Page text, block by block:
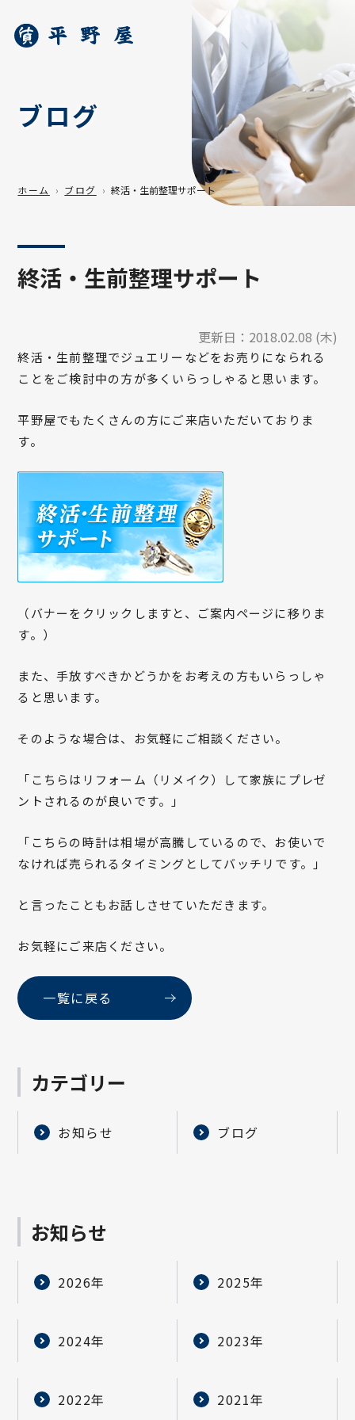
ブログ
ホーム ブログ 終活・生前整理サポート
終活・生前整理サポート
更新日： 2018.02.08 (木)
終活・生前整理でジュエリーなどをお売りになられる
ことをご検討中の方が多くいらっしゃると思います。
平野屋でもたくさんの方にご来店いただいておりま
す。
（バナーをクリックしますと、ご案内ページに移りま
す。）
また、手放すべきかどうかをお考えの方もいらっしゃ
ると思います。
そのような場合は、お気軽にご相談ください。
「こちらはリフォーム（リメイク）して家族にプレゼ
ントされるのが良いです。」
「こちらの時計は相場が高騰しているので、お使いで
なければ売られるタイミングとしてバッチリです。」
と言ったこともお話しさせていただきます。
お気軽にご来店ください。
一覧に戻る
カテゴリー
お知らせ ブログ
お知らせ
2026年 2025年
2024年 2023年
2022年 2021年